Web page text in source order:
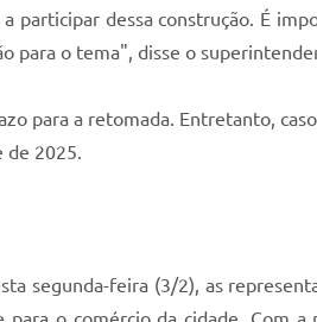
a participar dessa construção. É
para o tema", disse o
para a retomada. Entretanto,
de 2025.
segunda-feira (3/2), as